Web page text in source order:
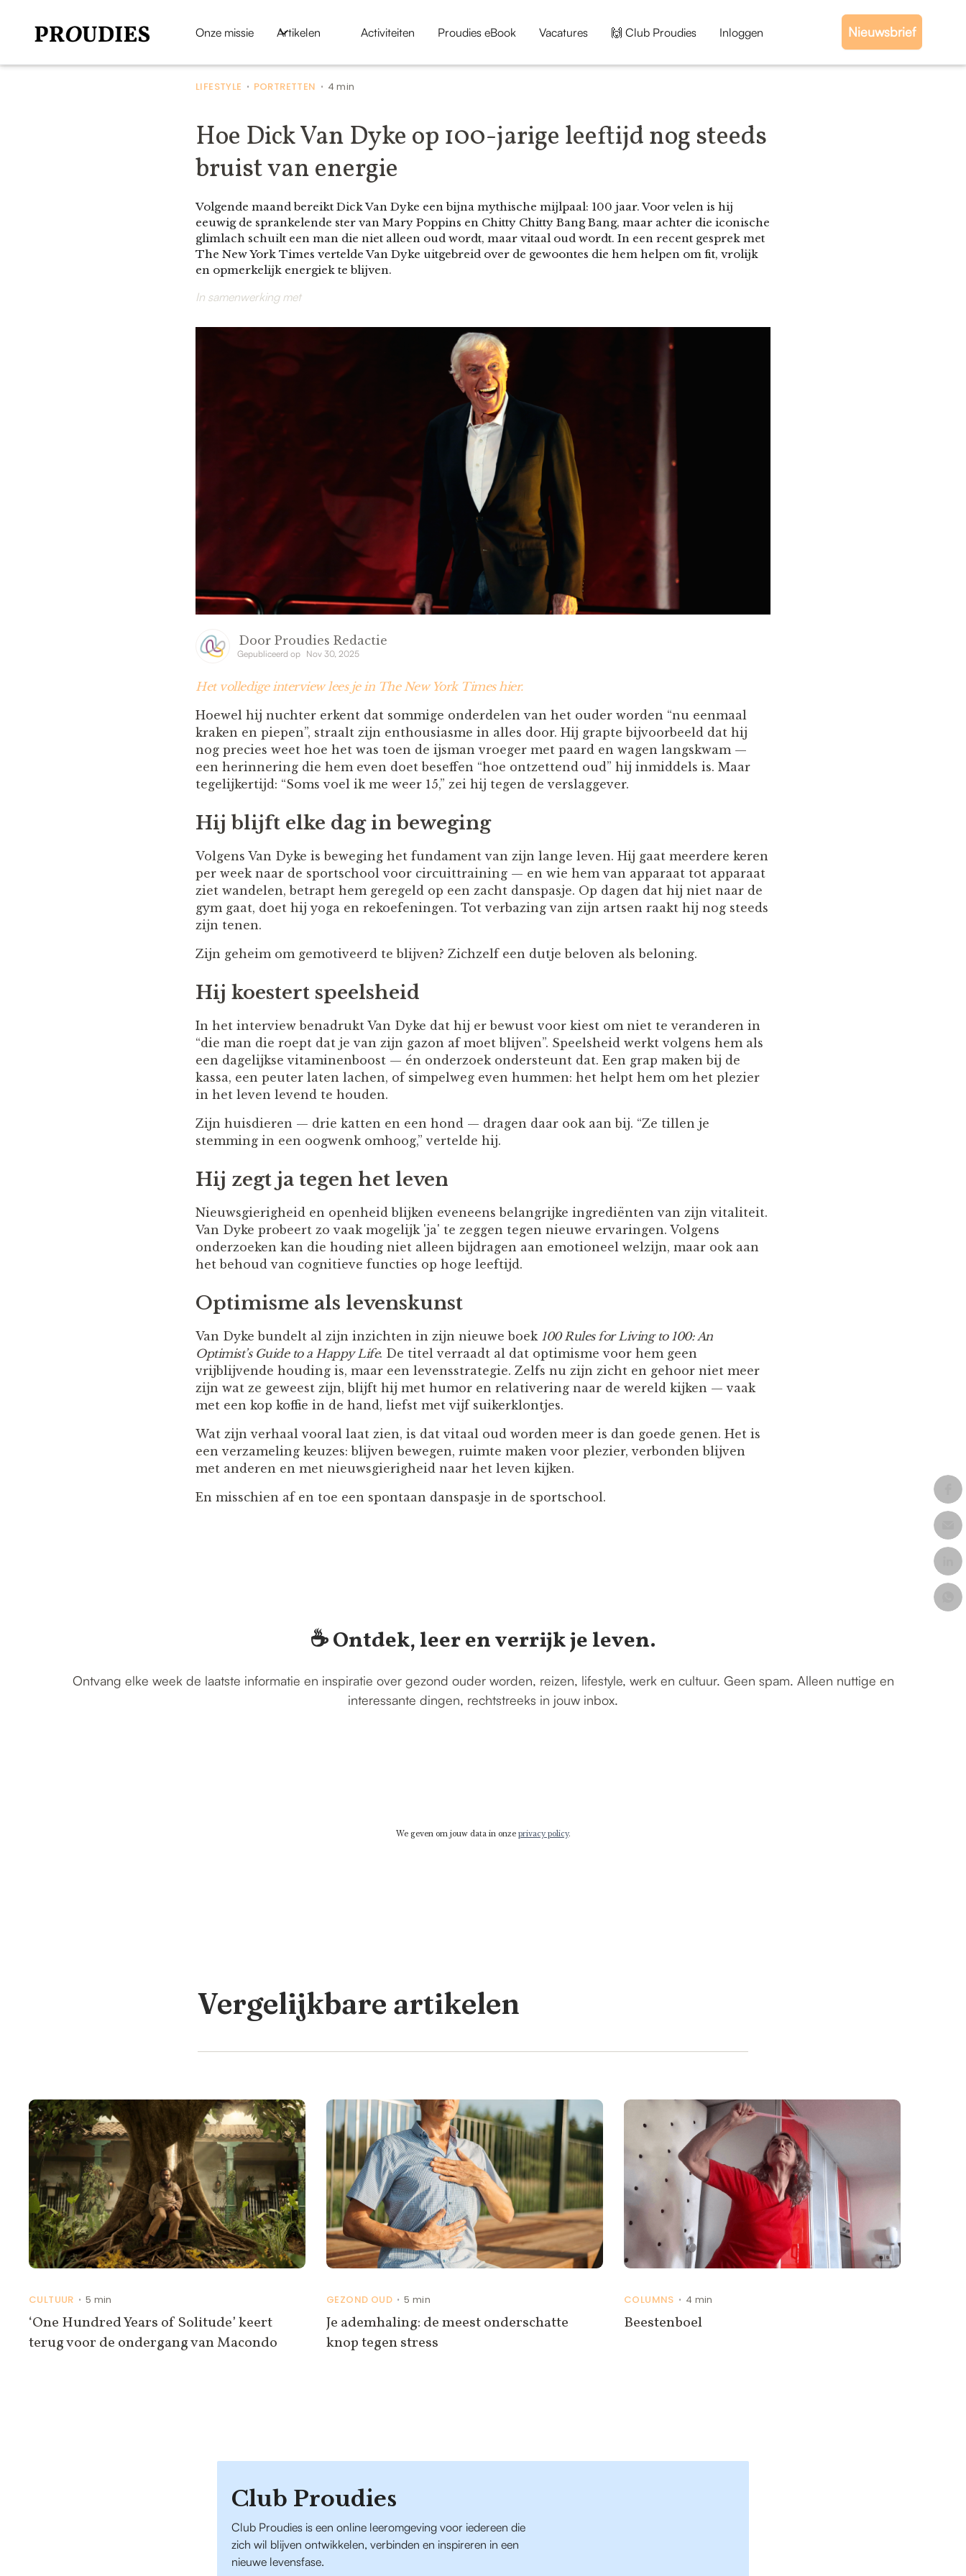
Onze missie Artikelen Activiteiten Proudies eBook Vacatures 🙌 Club Proudies Inloggen Nieuwsbrief
LIFESTYLE • PORTRETTEN • 4 min
Hoe Dick Van Dyke op 100-jarige leeftijd nog steeds
bruist van energie
Volgende maand bereikt Dick Van Dyke een bijna mythische mijlpaal: 100 jaar. Voor velen is hij
eeuwig de sprankelende ster van Mary Poppins en Chitty Chitty Bang Bang, maar achter die iconische
glimlach schuilt een man die niet alleen oud wordt, maar vitaal oud wordt. In een recent gesprek met
The New York Times vertelde Van Dyke uitgebreid over de gewoontes die hem helpen om fit, vrolijk
en opmerkelijk energiek te blijven.
In samenwerking met
Door Proudies Redactie
Gepubliceerd op Nov 30, 2025
Het volledige interview lees je in The New York Times hier.
Hoewel hij nuchter erkent dat sommige onderdelen van het ouder worden “nu eenmaal
kraken en piepen”, straalt zijn enthousiasme in alles door. Hij grapte bijvoorbeeld dat hij
nog precies weet hoe het was toen de ijsman vroeger met paard en wagen langskwam —
een herinnering die hem even doet beseffen “hoe ontzettend oud” hij inmiddels is. Maar
tegelijkertijd: “Soms voel ik me weer 15,” zei hij tegen de verslaggever.
Hij blijft elke dag in beweging
Volgens Van Dyke is beweging het fundament van zijn lange leven. Hij gaat meerdere keren
per week naar de sportschool voor circuittraining — en wie hem van apparaat tot apparaat
ziet wandelen, betrapt hem geregeld op een zacht danspasje. Op dagen dat hij niet naar de
gym gaat, doet hij yoga en rekoefeningen. Tot verbazing van zijn artsen raakt hij nog steeds
zijn tenen.
Zijn geheim om gemotiveerd te blijven? Zichzelf een dutje beloven als beloning.
Hij koestert speelsheid
In het interview benadrukt Van Dyke dat hij er bewust voor kiest om niet te veranderen in
“die man die roept dat je van zijn gazon af moet blijven”. Speelsheid werkt volgens hem als
een dagelijkse vitaminenboost — én onderzoek ondersteunt dat. Een grap maken bij de
kassa, een peuter laten lachen, of simpelweg even hummen: het helpt hem om het plezier
in het leven levend te houden.
Zijn huisdieren — drie katten en een hond — dragen daar ook aan bij. “Ze tillen je
stemming in een oogwenk omhoog,” vertelde hij.
Hij zegt ja tegen het leven
Nieuwsgierigheid en openheid blijken eveneens belangrijke ingrediënten van zijn vitaliteit.
Van Dyke probeert zo vaak mogelijk 'ja' te zeggen tegen nieuwe ervaringen. Volgens
onderzoeken kan die houding niet alleen bijdragen aan emotioneel welzijn, maar ook aan
het behoud van cognitieve functies op hoge leeftijd.
Optimisme als levenskunst
Van Dyke bundelt al zijn inzichten in zijn nieuwe boek 100 Rules for Living to 100: An
Optimist’s Guide to a Happy Life. De titel verraadt al dat optimisme voor hem geen
vrijblijvende houding is, maar een levensstrategie. Zelfs nu zijn zicht en gehoor niet meer
zijn wat ze geweest zijn, blijft hij met humor en relativering naar de wereld kijken — vaak
met een kop koffie in de hand, liefst met vijf suikerklontjes.
Wat zijn verhaal vooral laat zien, is dat vitaal oud worden meer is dan goede genen. Het is
een verzameling keuzes: blijven bewegen, ruimte maken voor plezier, verbonden blijven
met anderen en met nieuwsgierigheid naar het leven kijken.
En misschien af en toe een spontaan danspasje in de sportschool.
☕️ Ontdek, leer en verrijk je leven.
Ontvang elke week de laatste informatie en inspiratie over gezond ouder worden, reizen, lifestyle, werk en cultuur. Geen spam. Alleen nuttige en
interessante dingen, rechtstreeks in jouw inbox.
We geven om jouw data in onze privacy policy.
Vergelijkbare artikelen
CULTUUR • 5 min
‘One Hundred Years of Solitude’ keert
terug voor de ondergang van Macondo
GEZOND OUD• 5 min
Je ademhaling: de meest onderschatte
knop tegen stress
COLUMNS • 4 min
Beestenboel
Club Proudies
Club Proudies is een online leeromgeving voor iedereen die
zich wil blijven ontwikkelen, verbinden en inspireren in een
nieuwe levensfase.